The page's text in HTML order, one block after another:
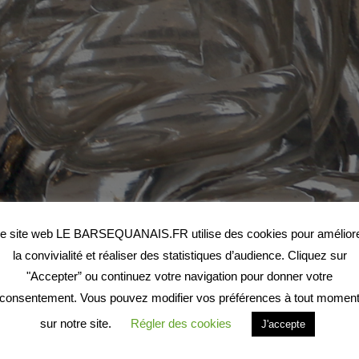
site web LE BARSEQUANAIS.FR utilise des cookies pour
la convivialité et réaliser des statistiques d’audience. Cliquez sur
"Accepter” ou continuez votre navigation pour donner votre
consentement. Vous pouvez modifier vos préférences à tout moment
sur notre site.
Régler des cookies J'accepte